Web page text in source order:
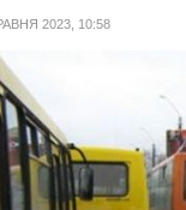
2023, 10:58